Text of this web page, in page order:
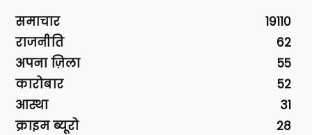
समाचार
19110
राजनीति
62
अपना ज़िला
55
कारोबार
52
आस्था
31
क्राइम ब्यूरो
28